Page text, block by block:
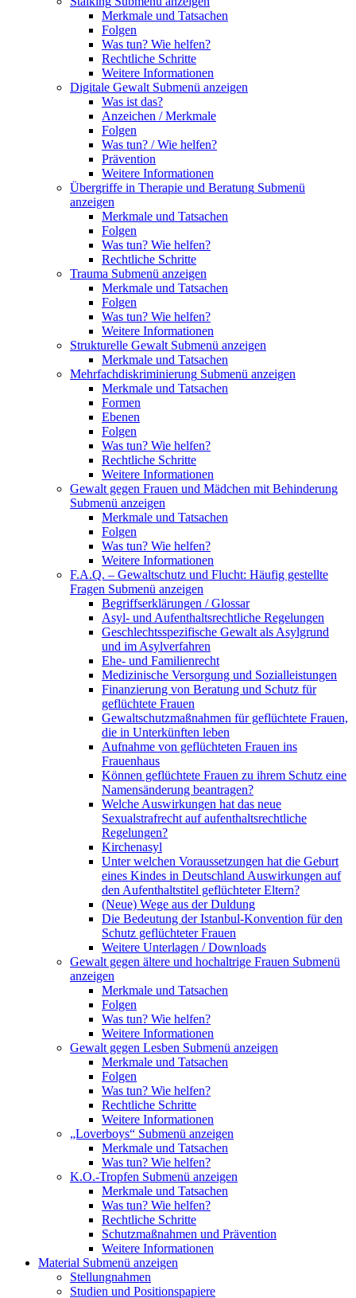
Merkmale und Tatsachen
Folgen
Was tun? Wie helfen?
Rechtliche Schritte
Weitere Informationen
Digitale Gewalt Submenü anzeigen
Was ist das?
Anzeichen / Merkmale
Folgen
Was tun? / Wie helfen?
Prävention
Weitere Informationen
Übergriffe in Therapie und Beratung Submenü
anzeigen
Merkmale und Tatsachen
Folgen
Was tun? Wie helfen?
Rechtliche Schritte
Trauma Submenü anzeigen
Merkmale und Tatsachen
Folgen
Was tun? Wie helfen?
Weitere Informationen
Strukturelle Gewalt Submenü anzeigen
Merkmale und Tatsachen
Mehrfachdiskriminierung Submenü anzeigen
Merkmale und Tatsachen
Formen
Ebenen
Folgen
Was tun? Wie helfen?
Rechtliche Schritte
Weitere Informationen
Gewalt gegen Frauen und Mädchen mit Behinderung
Submenü anzeigen
Merkmale und Tatsachen
Folgen
Was tun? Wie helfen?
Weitere Informationen
F.A.Q. – Gewaltschutz und Flucht: Häufig gestellte
Fragen Submenü anzeigen
Begriffserklärungen / Glossar
Asyl- und Aufenthaltsrechtliche Regelungen
Geschlechtsspezifische Gewalt als Asylgrund
und im Asylverfahren
Ehe- und Familienrecht
Medizinische Versorgung und Sozialleistungen
Finanzierung von Beratung und Schutz für
geflüchtete Frauen
Gewaltschutzmaßnahmen für geflüchtete Frauen,
die in Unterkünften leben
Aufnahme von geflüchteten Frauen ins
Frauenhaus
Können geflüchtete Frauen zu ihrem Schutz eine
Namensänderung beantragen?
Welche Auswirkungen hat das neue
Sexualstrafrecht auf aufenthaltsrechtliche
Regelungen?
Kirchenasyl
Unter welchen Voraussetzungen hat die Geburt
eines Kindes in Deutschland Auswirkungen auf
den Aufenthaltstitel geflüchteter Eltern?
(Neue) Wege aus der Duldung
Die Bedeutung der Istanbul-Konvention für den
Schutz geflüchteter Frauen
Weitere Unterlagen / Downloads
Gewalt gegen ältere und hochaltrige Frauen Submenü
anzeigen
Merkmale und Tatsachen
Folgen
Was tun? Wie helfen?
Weitere Informationen
Gewalt gegen Lesben Submenü anzeigen
Merkmale und Tatsachen
Folgen
Was tun? Wie helfen?
Rechtliche Schritte
Weitere Informationen
„Loverboys“ Submenü anzeigen
Merkmale und Tatsachen
Was tun? Wie helfen?
K.O.-Tropfen Submenü anzeigen
Merkmale und Tatsachen
Was tun? Wie helfen?
Rechtliche Schritte
Schutzmaßnahmen und Prävention
Weitere Informationen
Material Submenü anzeigen
Stellungnahmen
Studien und Positionspapiere